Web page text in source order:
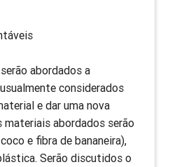
abordados a
considerados
e dar uma nova
materiais abordados serão
e fibra de bananeira),
Serão discutidos o